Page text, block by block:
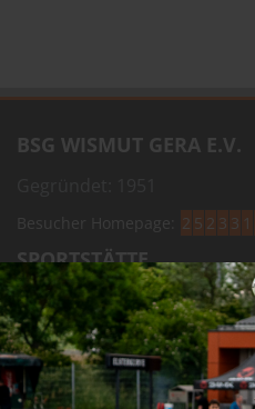
BSG WISMUT GERA E.V.
Besucher Homepage: 2 5 2 3 3 1
SPORTSTÄTTE
"Stadion am Steg"
Zwötzener Str. 2 A
07551 Gera
STADIONANFAHRT